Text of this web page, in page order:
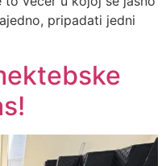
pripadati jedni